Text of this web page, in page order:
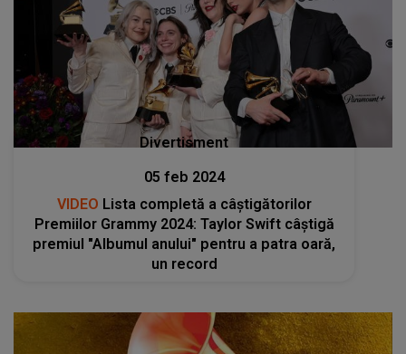
Divertisment
05 feb 2024
VIDEO Lista completă a câștigătorilor
Premiilor Grammy 2024: Taylor Swift câştigă
premiul "Albumul anului" pentru a patra oară,
un record